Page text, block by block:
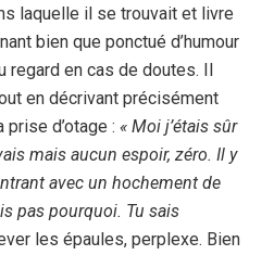
laquelle il se trouvait et livre
bien que ponctué d’humour
regard en cas de doutes. Il
en décrivant précisément
d’otage : « Moi j’étais sûr
mais aucun espoir, zéro. Il y
avec un hochement de
pas pourquoi. Tu sais
les épaules, perplexe. Bien